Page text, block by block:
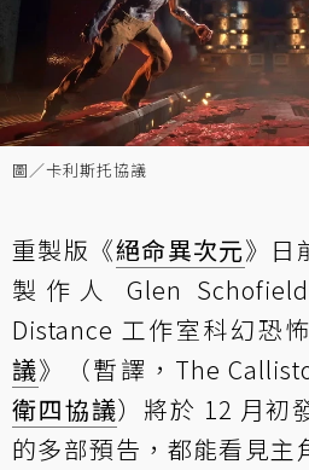
圖／卡利斯托協議
重製版《絕命異次元》日
製作人 Glen
Distance 工作室科幻恐
議》（暫譯，The
衛四協議）將於 12 月初
的多部預告，都能看見主